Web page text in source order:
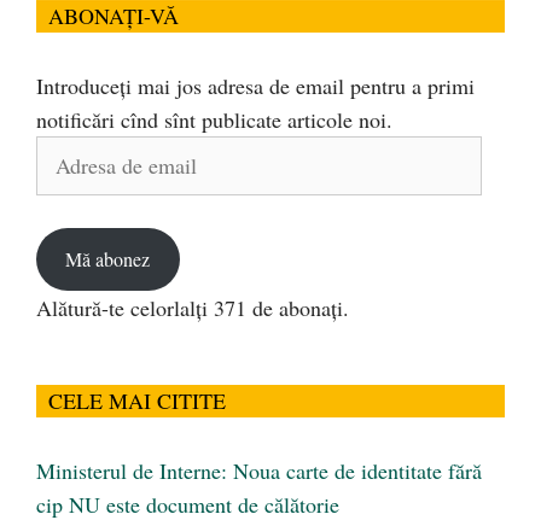
ABONAȚI-VĂ
Introduceți mai jos adresa de email pentru a primi
notificări cînd sînt publicate articole noi.
Adresa
Mă abonez
Alătură-te celorlalți 371 de abonați.
CELE MAI CITITE
Ministerul de Interne: Noua carte de identitate fără
cip NU este document de călătorie